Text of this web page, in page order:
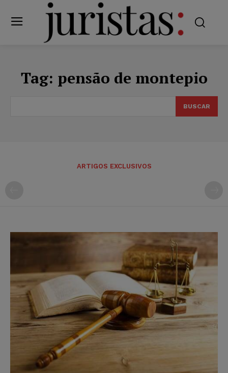
Tag: pensão de montepio
BUSCAR
ARTIGOS EXCLUSIVOS